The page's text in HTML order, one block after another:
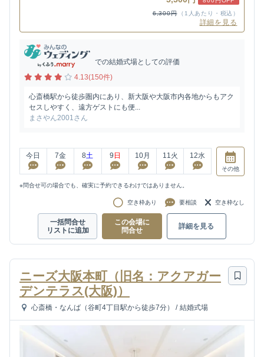
6,300円
（1人あたり・税込）
詳細を見る
での結婚式場としての評価
4.13(150件)
心斎橋駅から徒歩圏内にあり、新大阪や大阪市内各地からもアク
セスしやすく、遠方ゲストにも便...
まさやん2001さん
今日 7金 8土 9 日 10月 11火 12水
その他
※問合せ可の場合でも、確実に予約できるわけではありません。
空き枠あり 要相談 空き枠なし
一括問合せ
リストに追加
この会場に
問合せ
詳細を見る
ニーズ大阪本町（旧名：アクアガー
デンテラス(大阪)）
心斎橋・なんば（谷町4丁目駅から徒歩7分） / 結婚式場